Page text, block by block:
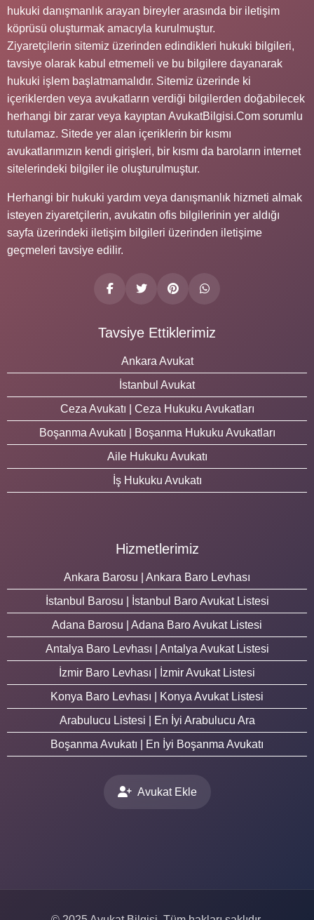
hukuki danışmanlık arayan bireyler arasında bir iletişim
köprüsü oluşturmak amacıyla kurulmuştur.
Ziyaretçilerin sitemiz üzerinden edindikleri hukuki bilgileri,
tavsiye olarak kabul etmemeli ve bu bilgilere dayanarak
hukuki işlem başlatmamalıdır. Sitemiz üzerinde ki
içeriklerden veya avukatların verdiği bilgilerden doğabilecek
herhangi bir zarar veya kayıptan AvukatBilgisi.Com sorumlu
tutulamaz. Sitede yer alan içeriklerin bir kısmı
avukatlarımızın kendi girişleri, bir kısmı da baroların internet
sitelerindeki bilgiler ile oluşturulmuştur.
Herhangi bir hukuki yardım veya danışmanlık hizmeti almak
isteyen ziyaretçilerin, avukatın ofis bilgilerinin yer aldığı
sayfa üzerindeki iletişim bilgileri üzerinden iletişime
geçmeleri tavsiye edilir.
Tavsiye Ettiklerimiz
Ankara Avukat
İstanbul Avukat
Ceza Avukatı | Ceza Hukuku Avukatları
Boşanma Avukatı | Boşanma Hukuku Avukatları
Aile Hukuku Avukatı
İş Hukuku Avukatı
Hizmetlerimiz
Ankara Barosu | Ankara Baro Levhası
İstanbul Barosu | İstanbul Baro Avukat Listesi
Adana Barosu | Adana Baro Avukat Listesi
Antalya Baro Levhası | Antalya Avukat Listesi
İzmir Baro Levhası | İzmir Avukat Listesi
Konya Baro Levhası | Konya Avukat Listesi
Arabulucu Listesi | En İyi Arabulucu Ara
Boşanma Avukatı | En İyi Boşanma Avukatı
Avukat Ekle